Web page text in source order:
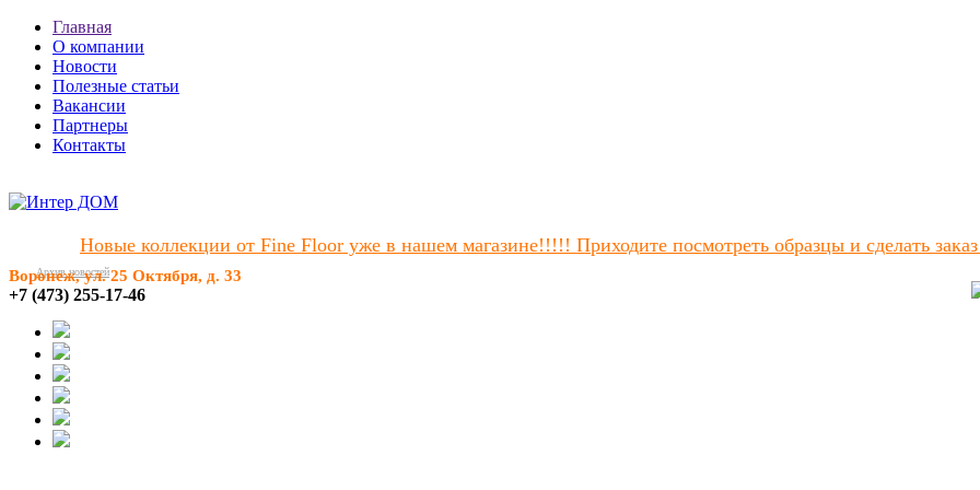
Главная
О компании
Новости
Полезные статьи
Вакансии
Партнеры
Контакты
Новые коллекции от Fine Floor уже в нашем магазине!!!!! Приходите посмотреть образцы и сделать
Архив новостей
Воронеж, ул. 25 Октября, д. 33
+7 (473) 255-17-46